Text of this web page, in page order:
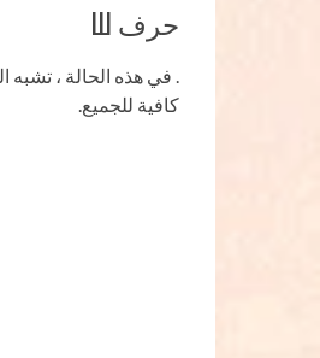
حرف Ш
. في هذه الحالة ،
كافية للجميع.